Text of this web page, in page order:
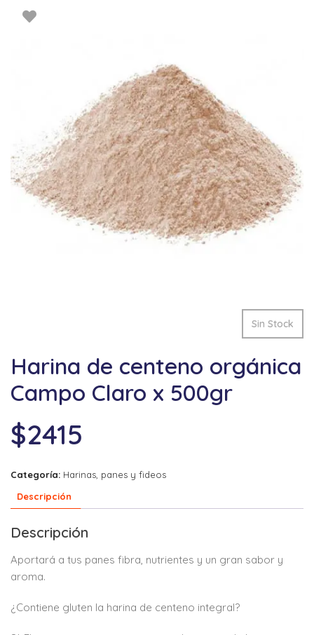
Sin Stock
Harina de centeno orgánica
Campo Claro x 500gr
$2415
Categoría: Harinas, panes y fideos
Descripción
Descripción
Aportará a tus panes fibra, nutrientes y un gran sabor y
aroma.
¿Contiene gluten la harina de centeno integral?